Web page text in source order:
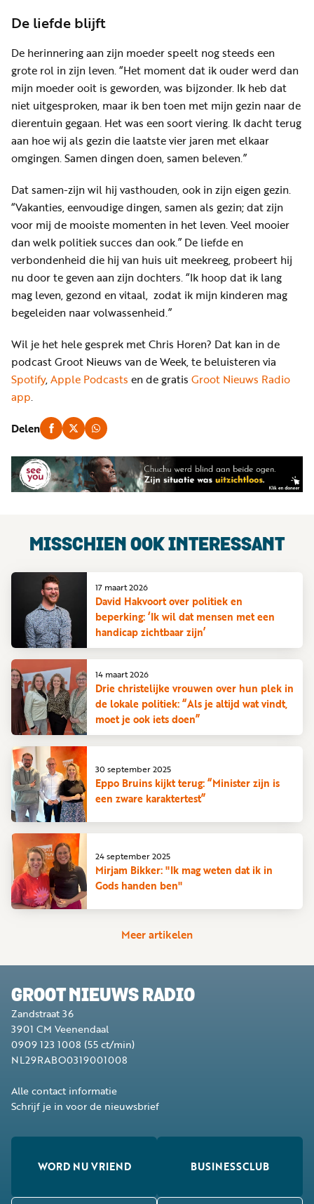
De liefde blijft
De herinnering aan zijn moeder speelt nog steeds een
grote rol in zijn leven. “Het moment dat ik ouder werd dan
mijn moeder ooit is geworden, was bijzonder. Ik heb dat
niet uitgesproken, maar ik ben toen met mijn gezin naar de
dierentuin gegaan. Het was een soort viering. Ik dacht terug
aan hoe wij als gezin die laatste vier jaren met elkaar
omgingen. Samen dingen doen, samen beleven.”
Dat samen-zijn wil hij vasthouden, ook in zijn eigen gezin.
“Vakanties, eenvoudige dingen, samen als gezin; dat zijn
voor mij de mooiste momenten in het leven. Veel mooier
dan welk politiek succes dan ook.” De liefde en
verbondenheid die hij van huis uit meekreeg, probeert hij
nu door te geven aan zijn dochters. “Ik hoop dat ik lang
mag leven, gezond en vitaal, zodat ik mijn kinderen mag
begeleiden naar volwassenheid.”
Wil je het hele gesprek met Chris Horen? Dat kan in de
podcast Groot Nieuws van de Week, te beluisteren via
Spotify,Apple Podcasts en de gratis Groot Nieuws Radio
app.
Delen
MISSCHIEN OOK INTERESSANT
David Hakvoort over politiek en
beperking: ‘Ik wil dat mensen met een
handicap zichtbaar zijn’
17 maart 2026
Drie christelijke vrouwen over hun plek in
de lokale politiek: “Als je altijd wat vindt,
moet je ook iets doen”
14 maart 2026
Eppo Bruins kijkt terug: “Minister zijn is
een zware karaktertest”
30 september 2025
Mirjam Bikker: "Ik mag weten dat ik in
Gods handen ben"
24 september 2025
Meer artikelen
GROOT NIEUWS RADIO
Zandstraat 36
3901 CM Veenendaal
0909 123 1008 (55 ct/min)
NL29RABO0319001008
Alle contact informatie
Schrijf je in voor de nieuwsbrief
WORD NU VRIEND BUSINESSCLUB